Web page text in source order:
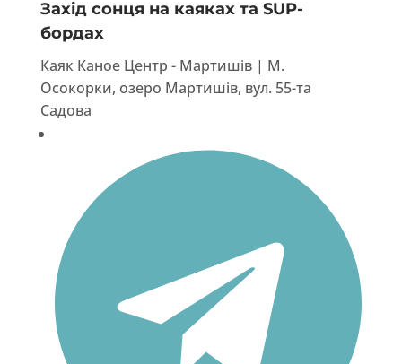
Захід сонця на каяках та SUP-
бордах
Каяк Каное Центр - Мартишів | М.
Осокорки, озеро Мартишів, вул. 55-та
Садова